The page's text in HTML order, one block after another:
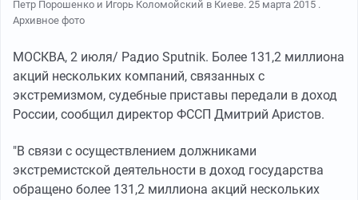
Петр Порошенко и Игорь Коломойский в Киеве. 25 марта 2015 .
Архивное фото
МОСКВА, 2 июля/ Радио Sputnik. Более 131,2 миллиона
акций нескольких компаний, связанных с
экстремизмом, судебные приставы передали в доход
России, сообщил директор ФССП Дмитрий Аристов.
"В связи с осуществлением должниками
экстремистской деятельности в доход государства
обращено более 131,2 миллиона акций нескольких